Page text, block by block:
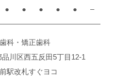
● ● ● ● ● –
科・矯正歯科
川区西五反田5丁目12-1
駅改札すぐヨコ